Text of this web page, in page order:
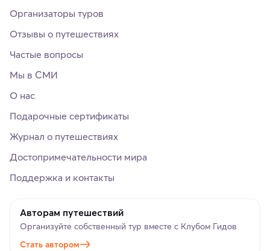
Организаторы туров
Отзывы о путешествиях
Частые вопросы
Мы в СМИ
О нас
Подарочные сертификаты
Журнал о путешествиях
Достопримечательности мира
Поддержка и контакты
Авторам путешествий
Организуйте собственный тур вместе с Клубом Гидов
Стать автором